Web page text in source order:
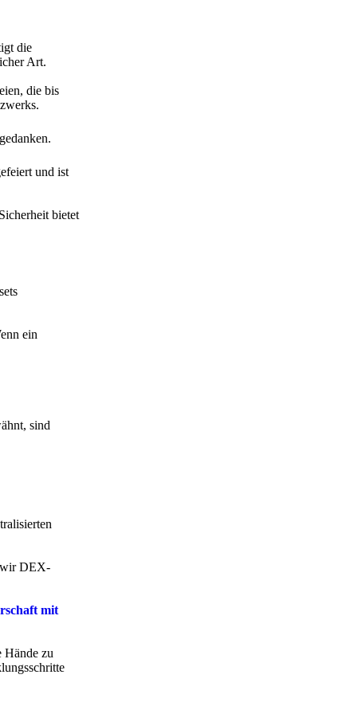
die
Art.
die bis
und ist
bietet
ein
sind
wir DEX-
mit
Hände zu